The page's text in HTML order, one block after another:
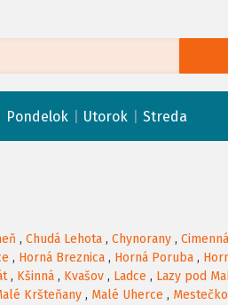
Pondelok Utorok Streda
, Chudá Lehota , Chynorany , Cimenná
, Horná Breznica , Horná Poruba ,
, Kšinná , Kvašov , Ladce , Lazy pod
Kršteňany , Malé Uherce , Mestečko